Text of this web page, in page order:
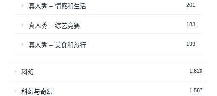
真人秀 – 情感和生活 201
真人秀 – 综艺竞赛 183
真人秀 – 美食和旅行 199
科幻 1,620
科幻与奇幻 1,567